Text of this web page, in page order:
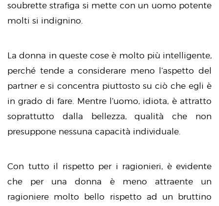
soubrette strafiga si mette con un uomo potente
molti si indignino.
La donna in queste cose è molto più intelligente,
perché tende a considerare meno l’aspetto del
partner e si concentra piuttosto su ciò che egli è
in grado di fare. Mentre l’uomo, idiota, è attratto
soprattutto dalla bellezza, qualità che non
presuppone nessuna capacità individuale.
Con tutto il rispetto per i ragionieri, è evidente
che per una donna è meno attraente un
ragioniere molto bello rispetto ad un bruttino